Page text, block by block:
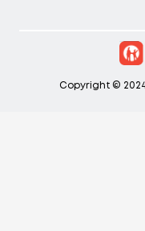
Copyright ©